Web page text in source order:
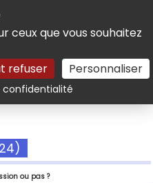
ceux que vous souhaitez
refuser Personnaliser
confidentialitéRechercher
ou pas ?